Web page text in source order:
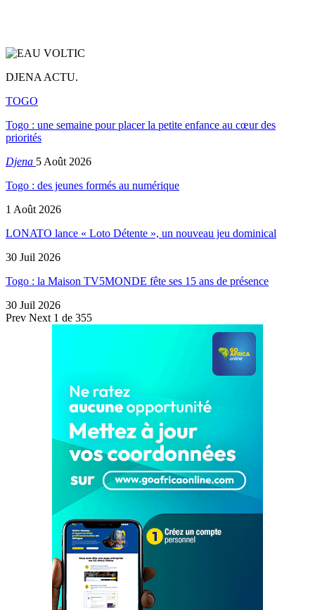
DJENA ACTU.
TOGO
Togo : une semaine pour placer la petite enfance au cœur des
priorités
Djena 5 Août 2026
Togo : des jeunes formés au numérique
1 Août 2026
LONATO lance « Loto Détente », un nouveau jeu dominical
30 Juil 2026
Togo : la Maison TV5MONDE fête ses 15 ans de présence
30 Juil 2026
Prev Next 1 de 355